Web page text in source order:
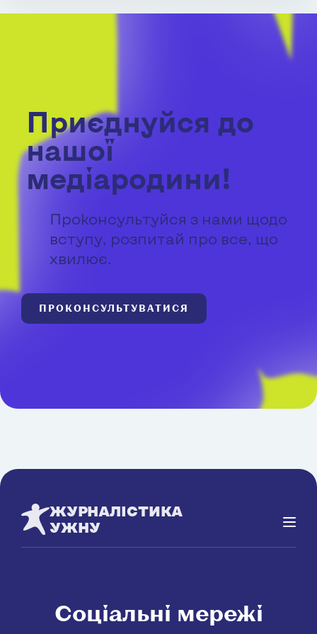
Приєднуйся до
нашої
медіародини!
Проконсультуйся з нами щодо
вступу, розпитай про все, що
хвилює.
ПРОКОНСУЛЬТУВАТИСЯ
ЖУРНАЛІСТИКА
УЖНУ
Соціальні мережі